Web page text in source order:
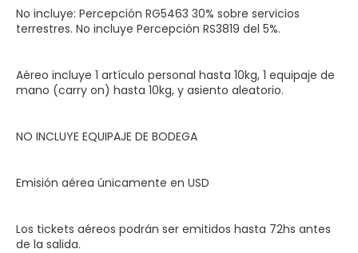
No incluye: Percepción RG5463 30% sobre servicios
terrestres. No incluye Percepción RS3819 del 5%.
Aéreo incluye 1 artículo personal hasta 10kg, 1 equipaje de
mano (carry on) hasta 10kg, y asiento aleatorio.
NO INCLUYE EQUIPAJE DE BODEGA
Emisión aérea únicamente en USD
Los tickets aéreos podrán ser emitidos hasta 72hs antes
de la salida.